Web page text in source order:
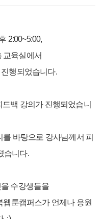
2:00~5:00,
교육실에서
행되었습니다.
드백 강의가진행되었습니
바탕으로 강사님께서 피
습니다.
수강생들을
툰캠퍼스가 언제나 응원